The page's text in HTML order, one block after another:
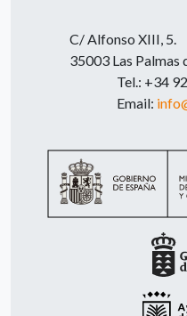
C/ Alfonso XIII, 5.
35003 Las Palmas
Tel.: +34
Email: